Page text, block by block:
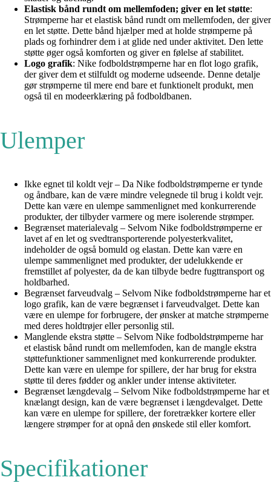
Elastisk bånd rundt om mellemfoden; giver en let støtte:
Strømperne har et elastisk bånd rundt om mellemfoden, der giver
en let støtte. Dette bånd hjælper med at holde strømperne på
plads og forhindrer dem i at glide ned under aktivitet. Den lette
støtte øger også komforten og giver en følelse af stabilitet.
Logo grafik: Nike fodboldstrømperne har en flot logo grafik,
der giver dem et stilfuldt og moderne udseende. Denne detalje
gør strømperne til mere end bare et funktionelt produkt, men
også til en modeerklæring på fodboldbanen.
Ulemper
Ikke egnet til koldt vejr – Da Nike fodboldstrømperne er tynde
og åndbare, kan de være mindre velegnede til brug i koldt vejr.
Dette kan være en ulempe sammenlignet med konkurrerende
produkter, der tilbyder varmere og mere isolerende strømper.
Begrænset materialevalg – Selvom Nike fodboldstrømperne er
lavet af en let og svedtransporterende polyesterkvalitet,
indeholder de også bomuld og elastan. Dette kan være en
ulempe sammenlignet med produkter, der udelukkende er
fremstillet af polyester, da de kan tilbyde bedre fugttransport og
holdbarhed.
Begrænset farveudvalg – Selvom Nike fodboldstrømperne har et
logo grafik, kan de være begrænset i farveudvalget. Dette kan
være en ulempe for forbrugere, der ønsker at matche strømperne
med deres holdtrøjer eller personlig stil.
Manglende ekstra støtte – Selvom Nike fodboldstrømperne har
et elastisk bånd rundt om mellemfoden, kan de mangle ekstra
støttefunktioner sammenlignet med konkurrerende produkter.
Dette kan være en ulempe for spillere, der har brug for ekstra
støtte til deres fødder og ankler under intense aktiviteter.
Begrænset længdevalg – Selvom Nike fodboldstrømperne har et
knælangt design, kan de være begrænset i længdevalget. Dette
kan være en ulempe for spillere, der foretrækker kortere eller
længere strømper for at opnå den ønskede stil eller komfort.
Specifikationer